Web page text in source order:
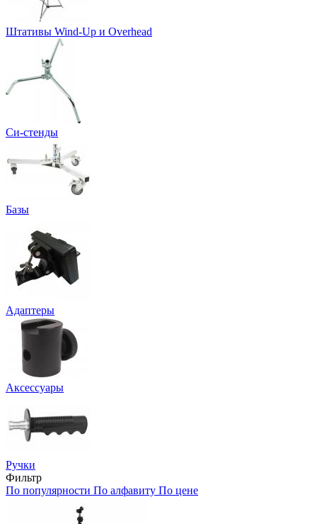
Штативы Wind-Up и Overhead
Си-стенды
Базы
Адаптеры
Аксессуары
Ручки
Фильтр
По популярности По алфавиту По цене